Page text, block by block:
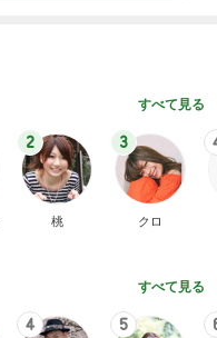
すべて見る
2
桃
3
クロ
すべて見る
4 5